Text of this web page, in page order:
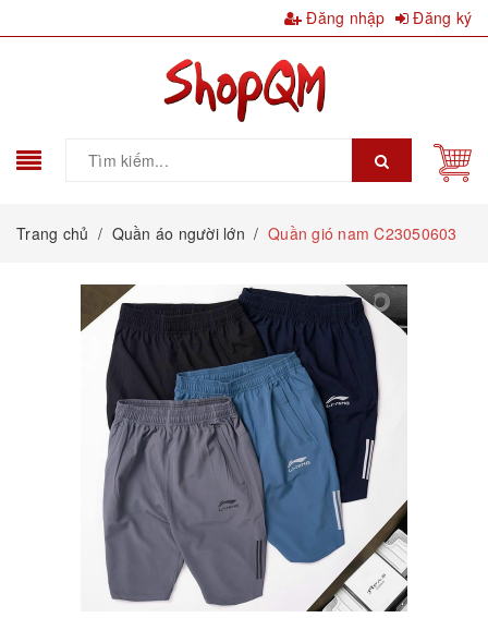
Đăng nhập Đăng ký
Trang chủ / Quần áo người lớn / Quần gió nam C23050603